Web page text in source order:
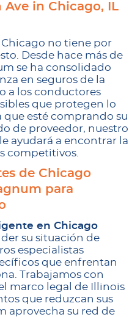
Ave in Chicago, IL
no tiene por
Desde hace más de
se ha consolidado
en seguros de la
a los conductores
que protegen lo
que esté comprando su
de proveedor, nuestro
ayudará a encontrar la
competitivos.
de Chicago
para
en Chicago
su situación de
especialistas
que enfrentan
Trabajamos con
marco legal de Illinois
que reduzcan sus
aprovecha su red de